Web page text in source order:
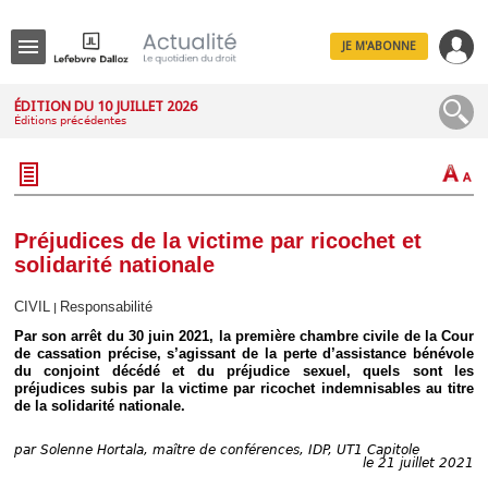
JE M'ABONNE
ÉDITION DU 10 JUILLET 2026
Éditions précédentes
Préjudices de la victime par ricochet et
solidarité nationale
CIVIL
Responsabilité
Par son arrêt du 30 juin 2021, la première chambre civile de la Cour
de cassation précise, s’agissant de la perte d’assistance bénévole
du conjoint décédé et du préjudice sexuel, quels sont les
préjudices subis par la victime par ricochet indemnisables au titre
de la solidarité nationale.
par Solenne Hortala, maître de conférences, IDP, UT1 Capitole
le 21 juillet 2021